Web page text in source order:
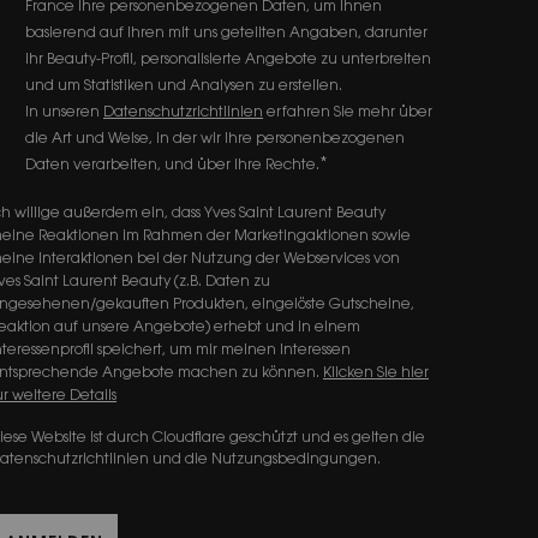
France Ihre personenbezogenen Daten, um Ihnen
basierend auf Ihren mit uns geteilten Angaben, darunter
Ihr Beauty-Profil, personalisierte Angebote zu unterbreiten
und um Statistiken und Analysen zu erstellen.
In unseren Datenschutzrichtlinien erfahren Sie mehr über
die Art und Weise, in der wir Ihre personenbezogenen
Daten verarbeiten, und über Ihre Rechte. *
willige außerdem ein, dass Yves Saint Laurent Beauty
Reaktionen im Rahmen der Marketingaktionen sowie
Interaktionen bei der Nutzung der Webservices von
Saint Laurent Beauty (z.B. Daten zu
gekauften Produkten, eingelöste Gutscheine,
auf unsere Angebote) erhebt und in einem
speichert, um mir meinen Interessen
Angebote machen zu können. Klicken Sie hier
weitere Details
Website ist durch Cloudflare geschützt und es gelten die
und die Nutzungsbedingungen.